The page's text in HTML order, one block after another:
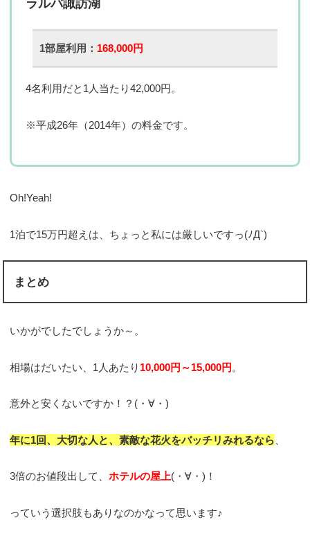
ラルバ諏訪湖
1部屋利用： 168,000円
4名利用だと1人当たり42,000円。
※平成26年（2014年）の料金です。
Oh!Yeah!
1泊で15万円超えは、ちょっと私には厳しいですっ(ﾉД`)
まとめ
いかがでしたでしょうか～。
相場はだいたい、1人あたり 10,000円～15,000円 。
意外と安くないですか！？(・∀・)
年に1回、大切な人と、素敵な花火をバッチリみれるなら
3倍のお値段出して、ホテルの屋上(・∀・)！
っていう選択肢もありなのかなって思います♪